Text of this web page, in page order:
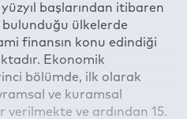
Whatsapp
E-mail
başlarından itibaren
bulunduğu ülkelerde
finansın konu edindiği
Ekonomik
bölümde, ilk olarak
ve kuramsal
verilmekte ve ardından 15.